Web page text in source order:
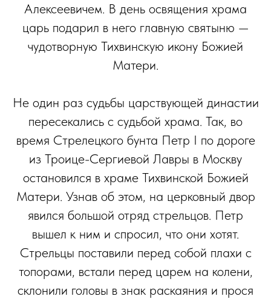
Алексеевичем. В день освящения храма
царь подарил в него главную святыню —
чудотворную Тихвинскую икону Божией
Матери.
Не один раз судьбы царствующей династии
пересекались с судьбой храма. Так, во
время Стрелецкого бунта Петр I по дороге
из Троице-Сергиевой Лавры в Москву
остановился в храме Тихвинской Божией
Матери. Узнав об этом, на церковный двор
явился большой отряд стрельцов. Петр
вышел к ним и спросил, что они хотят.
Стрельцы поставили перед собой плахи с
топорами, встали перед царем на колени,
склонили головы в знак раскаяния и прося